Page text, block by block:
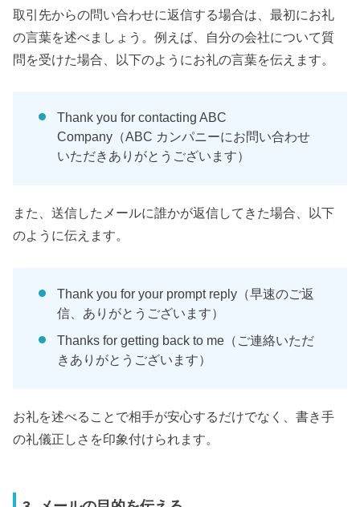
取引先からの問い合わせに返信する場合は、最初にお礼
の言葉を述べましょう。例えば、自分の会社について質
問を受けた場合、以下のようにお礼の言葉を伝えます。
Thank you for contacting ABC
Company（ABC カンパニーにお問い合わせ
いただきありがとうございます）
また、送信したメールに誰かが返信してきた場合、以下
のように伝えます。
Thank you for your prompt reply（早速のご返
信、ありがとうございます）
Thanks for getting back to me（ご連絡いただ
きありがとうございます）
お礼を述べることで相手が安心するだけでなく、書き手
の礼儀正しさを印象付けられます。